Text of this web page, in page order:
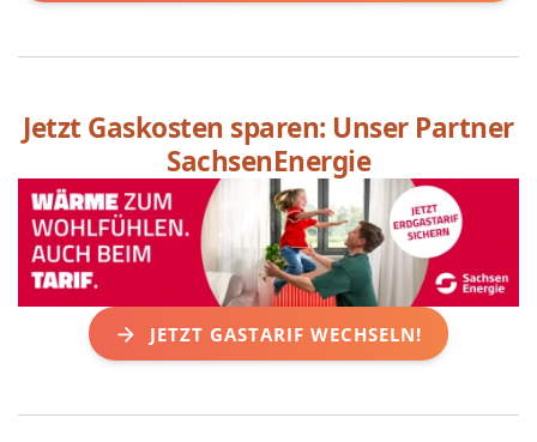
Jetzt Gaskosten sparen: Unser Partner
SachsenEnergie
JETZT GASTARIF WECHSELN!